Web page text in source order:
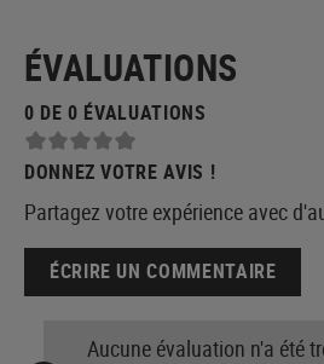
ÉVALUATIONS
0 DE 0 ÉVALUATIONS
DONNEZ VOTRE AVIS !
Partagez votre expérience avec
ÉCRIRE UN COMMENTAIRE
Aucune évaluation n'a été